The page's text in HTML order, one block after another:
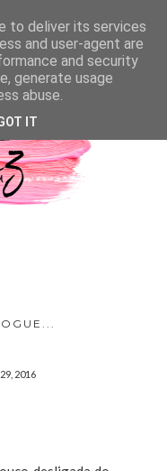
2016
to deliver its services
and user-agent are
and security
generate usage
abuse.
IT